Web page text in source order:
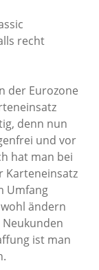
recht
der Eurozone
denn nun
und vor
hat man bei
Karteneinsatz
Umfang
ändern
ist man